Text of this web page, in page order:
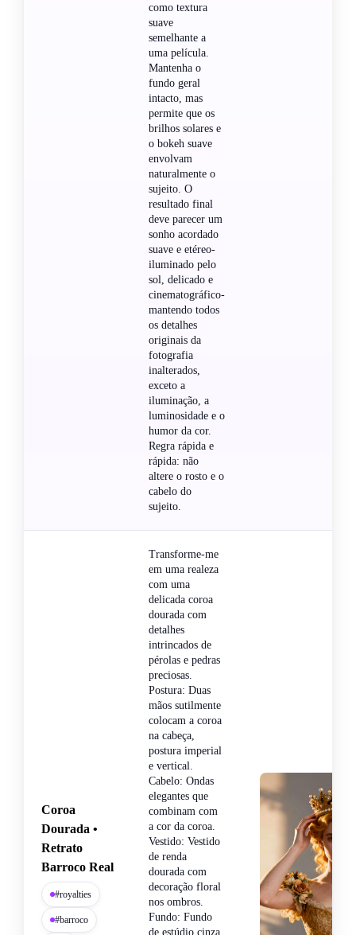
como textura
suave
semelhante a
uma película.
Mantenha o
fundo geral
intacto, mas
permite que os
brilhos solares e
o bokeh suave
envolvam
naturalmente o
sujeito. O
resultado final
deve parecer um
sonho acordado
suave e etéreo-
iluminado pelo
sol, delicado e
cinematográfico-
mantendo todos
os detalhes
originais da
fotografia
inalterados,
exceto a
iluminação, a
luminosidade e o
humor da cor.
Regra rápida e
rápida: não
altere o rosto e o
cabelo do
sujeito.
Coroa
Dourada •
Retrato
Barroco Real
#royalties
#barroco
Transforme-me
em uma realeza
com uma
delicada coroa
dourada com
detalhes
intrincados de
pérolas e pedras
preciosas.
Postura: Duas
mãos sutilmente
colocam a coroa
na cabeça,
postura imperial
e vertical.
Cabelo: Ondas
elegantes que
combinam com
a cor da coroa.
Vestido: Vestido
de renda
dourada com
decoração floral
nos ombros.
Fundo: Fundo
de estúdio cinza